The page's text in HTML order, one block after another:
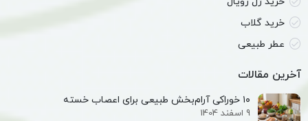
خرید گلاب
عطر طبیعی
آخرین مقالات
۱۰ خوراکی آرام‌بخش طبیعی برای اعصاب خسته
9 اسفند 1404